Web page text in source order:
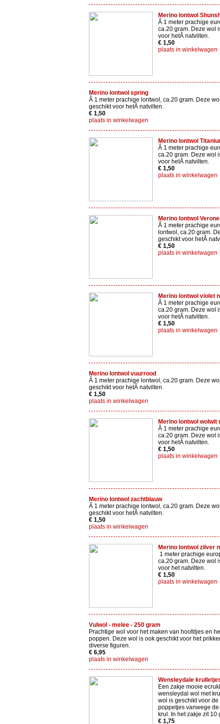
Merino lontwol
Â 1 meter prachige
ca.20 gram. Deze wol
voor hetÂ natvilten.
€ 1,50
plaats in winkelwagen
Merino lontwol spring
Â 1 meter prachige lontwol, ca.20 gram. Deze
geschikt voor hetÂ natvilten.
€ 1,50
plaats in winkelwagen
Merino lontwol
Â 1 meter prachige
ca.20 gram. Deze wol
voor hetÂ natvilten.
€ 1,50
plaats in winkelwagen
Merino lontwol
Â 1 meter prachige
lontwol, ca.20 gram.
geschikt voor hetÂ
€ 1,50
plaats in winkelwagen
Merino lontwol violet
Â 1 meter prachige
ca.20 gram. Deze wol
voor hetÂ natvilten.
€ 1,50
plaats in winkelwagen
Merino lontwol vuurrood
Â 1 meter prachige lontwol, ca.20 gram. Deze
geschikt voor hetÂ natvilten.
€ 1,50
plaats in winkelwagen
Merino lontwol wolwit
Â 1 meter prachige
ca.20 gram. Deze wol
voor hetÂ natvilten.
€ 1,50
plaats in winkelwagen
Merino lontwol zachtblauw
Â 1 meter prachige lontwol, ca.20 gram. Deze
geschikt voor hetÂ natvilten.
€ 1,50
plaats in winkelwagen
Merino lontwol zilver
1 meter prachige
ca.20 gram. Deze wol
voor het natvilten.
€ 1,50
plaats in winkelwagen
Vulwol - melee - 250 gram
Prachtige wol voor het maken van hoofdjes en
poppen. Deze wol is ook geschikt voor het
diverse figuren.
€ 6,95
plaats in winkelwagen
Wensleydale
Een zakje mooie
wensleydal wol met
wol is geschikt voor de
poppetjes vanwege
krul. In het zakje zit 10
€ 1,75